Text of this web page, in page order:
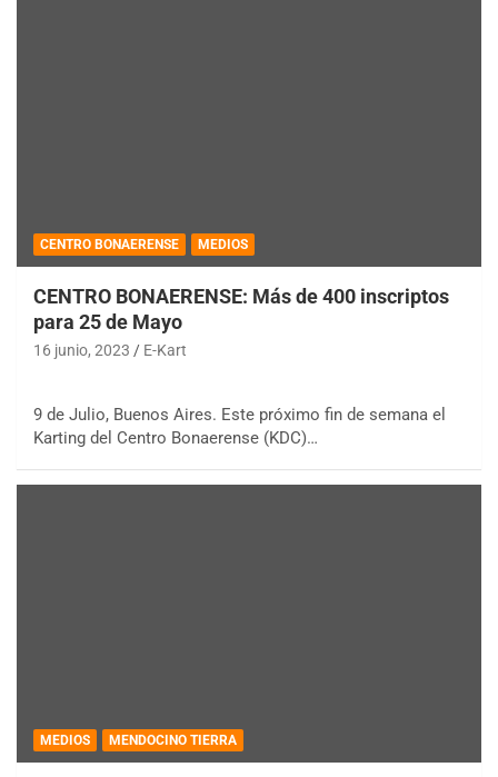
CENTRO BONAERENSE MEDIOS
CENTRO BONAERENSE: Más de 400 inscriptos
para 25 de Mayo
16 junio, 2023 E-Kart
9 de Julio, Buenos Aires. Este próximo fin de semana el
Karting del Centro Bonaerense (KDC)…
MEDIOS MENDOCINO TIERRA